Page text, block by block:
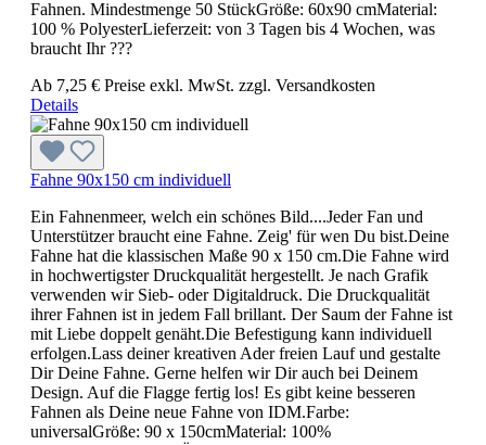
Fahnen. Mindestmenge 50 StückGröße: 60x90 cmMaterial:
100 % PolyesterLieferzeit: von 3 Tagen bis 4 Wochen, was
braucht Ihr ???
Ab 7,25 € Preise exkl. MwSt. zzgl. Versandkosten
Details
Fahne 90x150 cm individuell
Ein Fahnenmeer, welch ein schönes Bild....Jeder Fan und
Unterstützer braucht eine Fahne. Zeig' für wen Du bist.Deine
Fahne hat die klassischen Maße 90 x 150 cm.Die Fahne wird
in hochwertigster Druckqualität hergestellt. Je nach Grafik
verwenden wir Sieb- oder Digitaldruck. Die Druckqualität
ihrer Fahnen ist in jedem Fall brillant. Der Saum der Fahne ist
mit Liebe doppelt genäht.Die Befestigung kann individuell
erfolgen.Lass deiner kreativen Ader freien Lauf und gestalte
Dir Deine Fahne. Gerne helfen wir Dir auch bei Deinem
Design. Auf die Flagge fertig los! Es gibt keine besseren
Fahnen als Deine neue Fahne von IDM.Farbe:
universalGröße: 90 x 150cmMaterial: 100%